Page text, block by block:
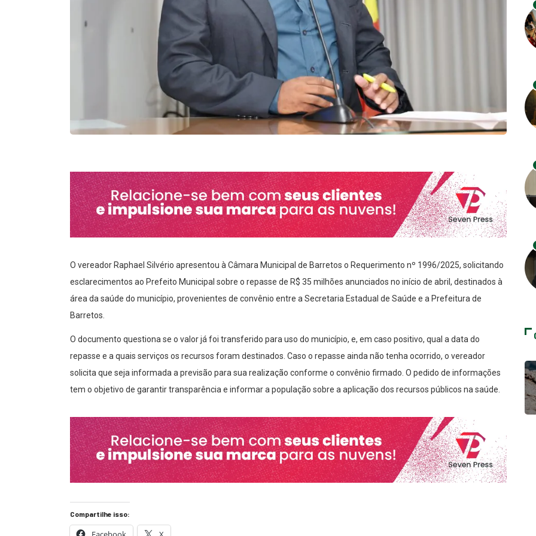
O vereador Raphael Silvério apresentou à Câmara Municipal de Barretos o Requerimento nº 1996/2025, solicitando
esclarecimentos ao Prefeito Municipal sobre o repasse de R$ 35 milhões anunciados no início de abril, destinados à
área da saúde do município, provenientes de convênio entre a Secretaria Estadual de Saúde e a Prefeitura de
Barretos.
O documento questiona se o valor já foi transferido para uso do município, e, em caso positivo, qual a data do
repasse e a quais serviços os recursos foram destinados. Caso o repasse ainda não tenha ocorrido, o vereador
solicita que seja informada a previsão para sua realização conforme o convênio firmado. O pedido de informações
tem o objetivo de garantir transparência e informar a população sobre a aplicação dos recursos públicos na saúde.
Compartilhe isso: